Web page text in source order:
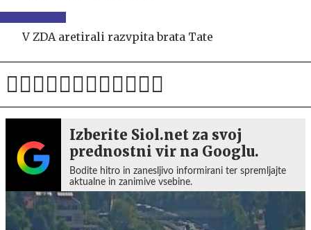
V ZDA aretirali razvpita brata Tate
Izberite Siol.net za svoj
prednostni vir na Googlu.
Bodite hitro in zanesljivo informirani ter spremljajte
aktualne in zanimive vsebine.